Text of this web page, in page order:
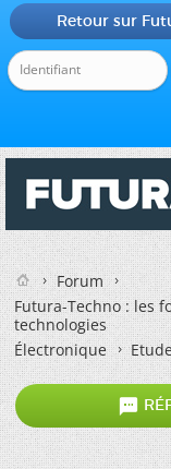
Retour sur
Forum
Futura-Techno : les
technologies
Électronique
